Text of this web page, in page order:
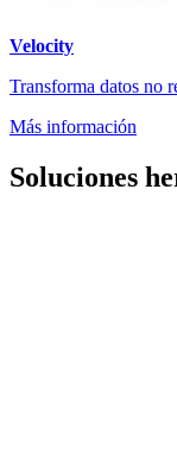
Velocity
Transforma datos no
Más información
Soluciones